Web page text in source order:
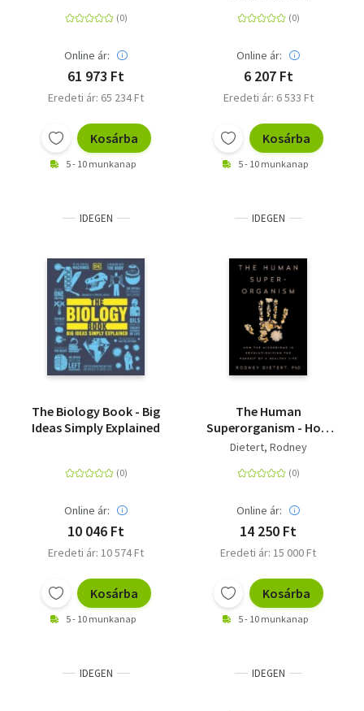
Online ár:
61 973 Ft
Eredeti ár: 65 234 Ft
Kosárba
5 - 10 munkanap
Online ár:
6 207 Ft
Eredeti ár: 6 533 Ft
Kosárba
5 - 10 munkanap
IDEGEN
The Biology Book - Big
Ideas Simply Explained
Online ár:
10 046 Ft
Eredeti ár: 10 574 Ft
Kosárba
5 - 10 munkanap
IDEGEN
The Human
Superorganism - How
the Microbiome Is
Pursuit of a Healthy
Dietert, Rodney
Online ár:
14 250 Ft
Eredeti ár: 15 000 Ft
Kosárba
5 - 10 munkanap
IDEGEN IDEGEN